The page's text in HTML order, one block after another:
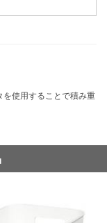
を使用することで積み重